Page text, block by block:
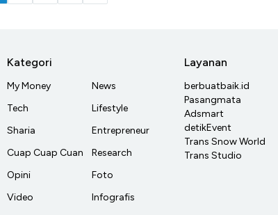
Kategori
My Money
Tech
Sharia
Cuap Cuap Cuan
Opini
Video
News
Lifestyle
Entrepreneur
Research
Foto
Infografis
Layanan
berbuatbaik.id
Pasangmata
Adsmart
detikEvent
Trans Snow World
Trans Studio